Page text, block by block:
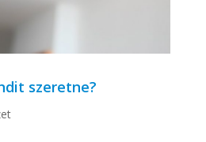
szeretne?